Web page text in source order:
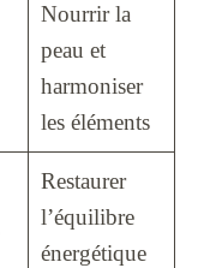
Nourrir la
peau et
harmoniser
les éléments
Restaurer
l’équilibre
énergétique